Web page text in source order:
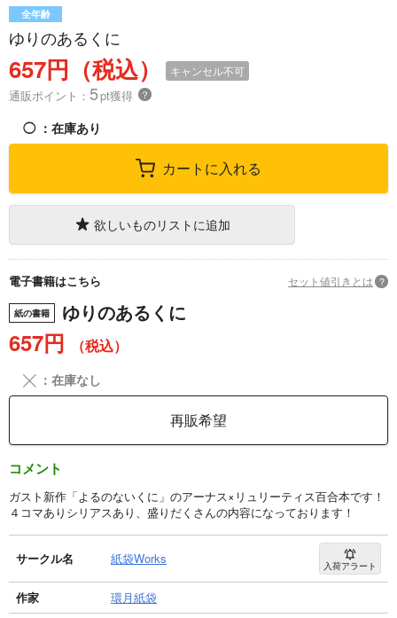
全年齢
ゆりのあるくに
657円（税込） キャンセル不可
通販ポイント： 5pt獲得 ？
◯ ：在庫あり
カートに入れる
欲しいものリストに追加
電子書籍はこちら セット値引きとは ?
紙の書籍 ゆりのあるくに
657円 （税込）
╳ ：在庫なし
再販希望
コメント
ガスト新作「よるのないくに」のアーナス×リュリーティス百合本です！
４コマありシリアスあり、盛りだくさんの内容になっております！
サークル名 紙袋Works 入荷アラート
作家
環月紙袋